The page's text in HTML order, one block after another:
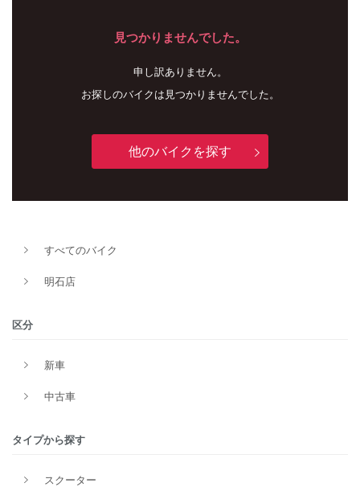
見つかりませんでした。
申し訳ありません。
お探しのバイクは見つかりませんでした。
他のバイクを探す
すべてのバイク
明石店
区分
新車
中古車
タイプから探す
スクーター
新車 中古車
排気量